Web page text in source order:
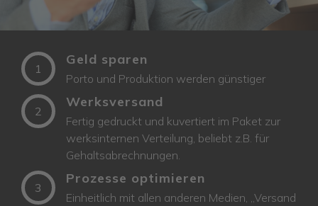
1
Geld sparen
Porto und Produktion werden günstiger
2
Werksversand
Fertig gedruckt und kuvertiert im Paket zur
werksinternen Verteilung, beliebt z.B. für
Gehaltsabrechnungen.
3
Prozesse optimieren
Einheitlich mit allen anderen Medien, „Versand